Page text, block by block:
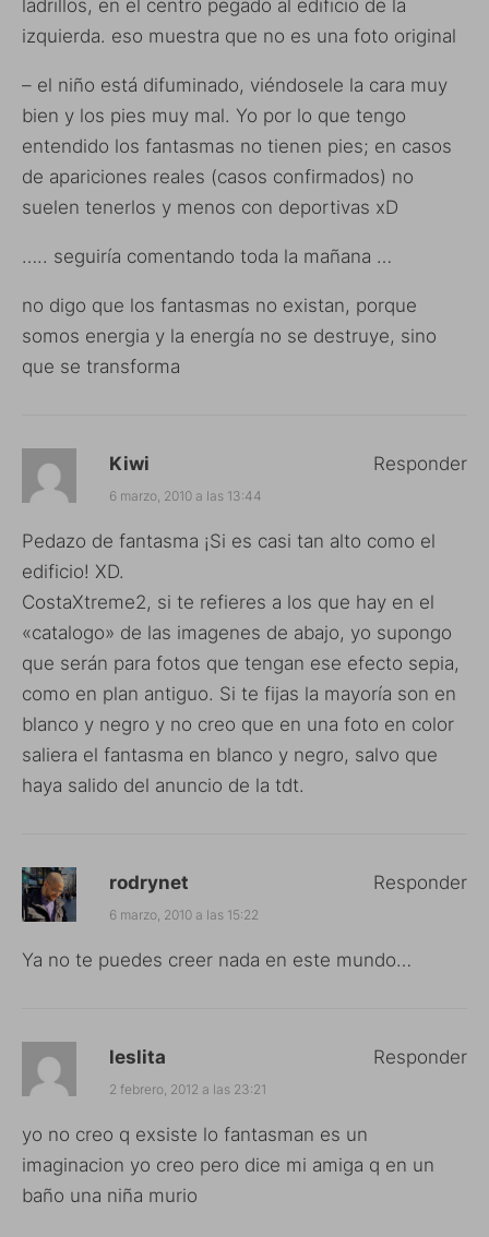
ladrillos, en el centro pegado al edificio de la
izquierda. eso muestra que no es una foto original
– el niño está difuminado, viéndosele la cara muy
bien y los pies muy mal. Yo por lo que tengo
entendido los fantasmas no tienen pies; en casos
de apariciones reales (casos confirmados) no
suelen tenerlos y menos con deportivas xD
….. seguiría comentando toda la mañana …
no digo que los fantasmas no existan, porque
somos energia y la energía no se destruye, sino
que se transforma
Kiwi
6 marzo, 2010 a las 13:44
Pedazo de fantasma ¡Si es casi tan alto como el
edificio! XD.
CostaXtreme2, si te refieres a los que hay en el
«catalogo» de las imagenes de abajo, yo supongo
que serán para fotos que tengan ese efecto sepia,
como en plan antiguo. Si te fijas la mayoría son en
blanco y negro y no creo que en una foto en color
saliera el fantasma en blanco y negro, salvo que
haya salido del anuncio de la tdt.
Responder
rodrynet
6 marzo, 2010 a las 15:22
Ya no te puedes creer nada en este mundo…
Responder
leslita
2 febrero, 2012 a las 23:21
yo no creo q exsiste lo fantasman es un
imaginacion yo creo pero dice mi amiga q en un
baño una niña murio
Responder